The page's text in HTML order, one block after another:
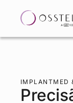
IMPLANTMED